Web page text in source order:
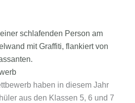
haben in diesem Jahr
aus den Klassen 5, 6 und 7